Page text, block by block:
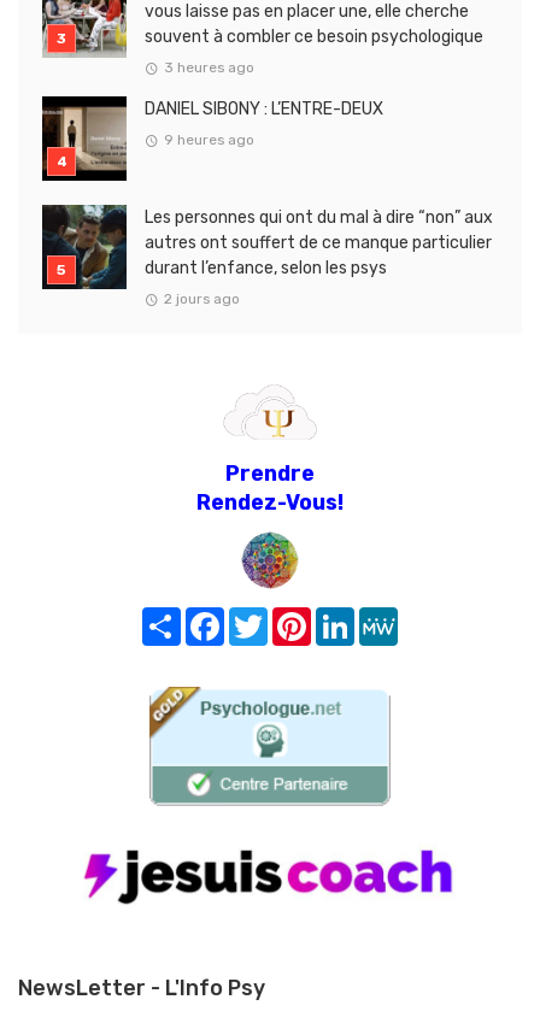
vous laisse pas en placer une, elle cherche
souvent à combler ce besoin psychologique
3 heures ago
DANIEL SIBONY : L’ENTRE-DEUX
9 heures ago
Les personnes qui ont du mal à dire “non” aux
autres ont souffert de ce manque particulier
durant l’enfance, selon les psys
2 jours ago
Prendre
Rendez-Vous!
Share FacebookTwitterPinterest
LinkedIn
NewsLetter - L'Info Psy